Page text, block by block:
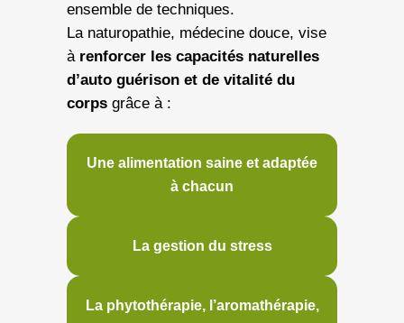
ensemble de techniques.
La naturopathie, médecine douce, vise
à renforcer les capacités naturelles
d’auto guérison et de vitalité du
corps grâce à :
Une alimentation saine et adaptée
à chacun
La gestion du stress
La phytothérapie, l’aromathérapie,